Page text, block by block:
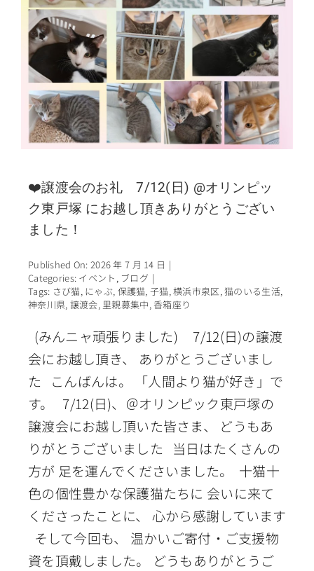
❤️譲渡会のお礼 7/12(日) @オリンピッ
ク東戸塚 にお越し頂きありがとうござい
ました！
Published On: 2026 年 7 月 14 日 |
Categories: イベント , ブログ |
Tags: さび猫, にゃぶ, 保護猫,子猫,横浜市泉区,猫のいる生活,
神奈川県, 譲渡会, 里親募集中,香箱座り
(みんニャ頑張りました) 7/12(日)の譲渡
会にお越し頂き、 ありがとうございまし
た こんばんは。 「人間より猫が好き」で
す。 7/12(日)、＠オリンピック東戸塚の
譲渡会にお越し頂いた皆さま、 どうもあ
りがとうございました 当日はたくさんの
方が 足を運んでくださいました。 十猫十
色の個性豊かな保護猫たちに 会いに来て
くださったことに、 心から感謝しています
そして今回も、 温かいご寄付・ご支援物
資を頂戴しました。 どうもありがとうご